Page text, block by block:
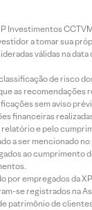
Investimentos
a tomar sua
válidas na
de risco
as
sem aviso
financeiras
e pelo
a ser mencionado
ao cumprimento
por empregados da
se registrados na
patrimônio de